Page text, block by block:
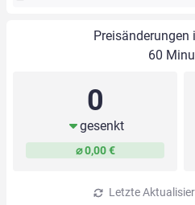
Preisänderungen
60
0
gesenkt
⌀ 0,00 €
Letzte